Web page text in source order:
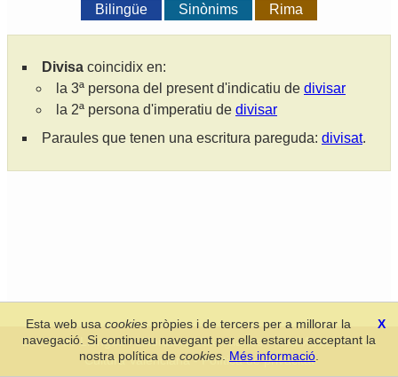
Bilingüe
Sinònims Rima
Divisa coincidix en:
la 3ª persona del present d'indicatiu de divisar
la 2ª persona d'imperatiu de divisar
Paraules que tenen una escritura pareguda: divisat.
Secció de Llengua i Lliteratura Valencianes-Real Acadèmia de
Cultura Valenciana-Política de privacitat
X
Esta web usacookies pròpies i de tercers per a millorar la
navegació. Si continueu navegant per ella estareu acceptant la
nostra política de cookies Més informació